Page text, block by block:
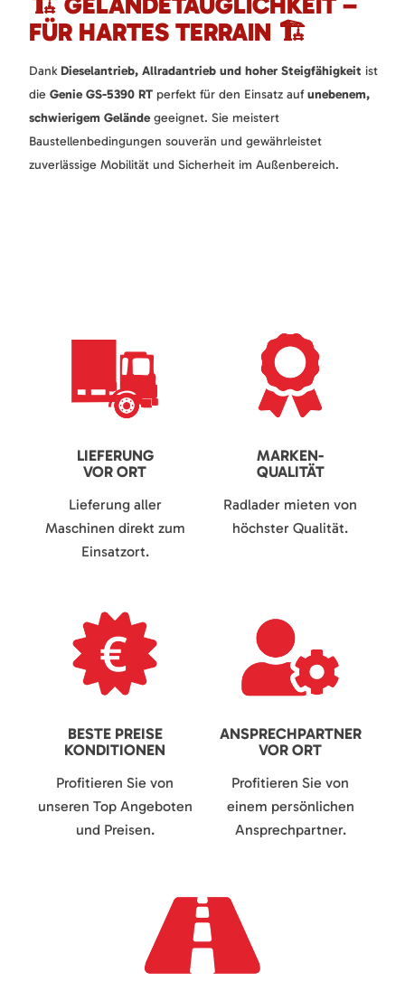
FÜR HARTES TERRAIN 🏗️
DankDieselantrieb, Allradantrieb und hoher Steigfähigkeit ist
die Genie GS-5390 RT perfekt für den Einsatz aufunebenem,
schwierigem Geländegeeignet. Sie meistert
Baustellenbedingungen souverän und gewährleistet
zuverlässige Mobilität und Sicherheit im Außenbereich.
LIEFERUNG
VOR ORT
Lieferung aller
Maschinen direkt zum
Einsatzort.
MARKEN-
QUALITÄT
Radlader mieten von
höchster Qualität.
BESTE PREISE
KONDITIONEN
Profitieren Sie von
unseren Top Angeboten
und Preisen.
ANSPRECHPARTNER
VOR ORT
Profitieren Sie von
einem persönlichen
Ansprechpartner.